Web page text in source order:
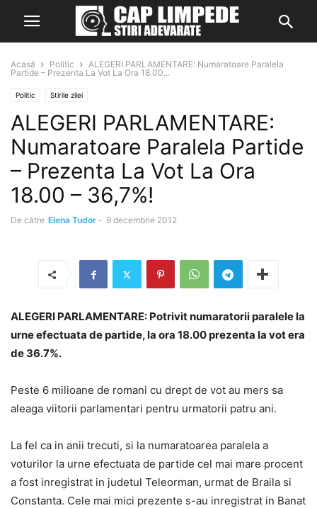
Acasă Politic
ALEGERI PARLAMENTARE: Numaratoare Paralela
Partide – Prezenta La Vot La Ora 18.00...
Politic Stirile zilei
ALEGERI PARLAMENTARE:
Numaratoare Paralela Partide
– Prezenta La Vot La Ora
18.00 – 36,7%!
De către Elena Tudor - 9 decembrie 2012
ALEGERI PARLAMENTARE: Potrivit numaratorii paralele la
urne efectuata de partide, la ora 18.00 prezenta la vot era
de 36.7%.
Peste 6 milioane de romani cu drept de vot au mers sa
aleaga viitorii parlamentari pentru urmatorii patru ani.
La fel ca in anii trecuti, si la numaratoarea paralela a
voturilor la urne efectuata de partide cel mai mare procent
a fost inregistrat in judetul Teleorman, urmat de Braila si
Constanta. Cele mai mici prezente s-au inregistrat in Banat